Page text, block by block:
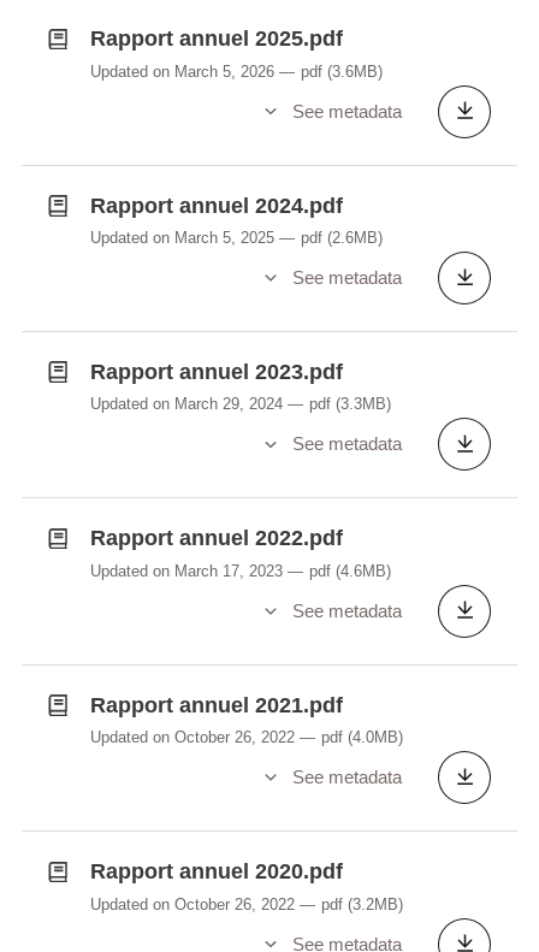
Rapport annuel 2025.pdf
Updated on March 5, 2026 pdf (3.6MB)
See metadata
Rapport annuel 2024.pdf
Updated on March 5, 2025 pdf (2.6MB)
See metadata
Rapport annuel 2023.pdf
Updated on March 29, 2024 pdf (3.3MB)
See metadata
Rapport annuel 2022.pdf
Updated on March 17, 2023 pdf (4.6MB)
See metadata
Rapport annuel 2021.pdf
Updated on October 26, 2022 pdf (4.0MB)
See metadata
Rapport annuel 2020.pdf
Updated on October 26, 2022 pdf (3.2MB)
See metadata